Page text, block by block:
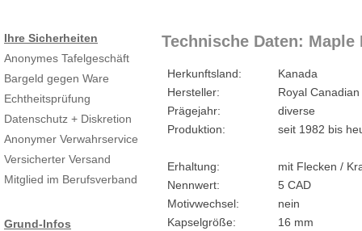
Ihre Sicherheiten
Anonymes Tafelgeschäft
Bargeld gegen Ware
Echtheitsprüfung
Datenschutz + Diskretion
Anonymer Verwahrservice
Versicherter Versand
Mitglied im Berufsverband
Grund-Infos
Technische Daten: Maple
Herkunftsland:
Kanada
Hersteller:
Royal
Prägejahr:
diverse
Produktion:
seit 1982 bis
Erhaltung:
mit Flecken /
Nennwert:
5 CAD
Motivwechsel:
nein
Kapselgröße:
16 mm